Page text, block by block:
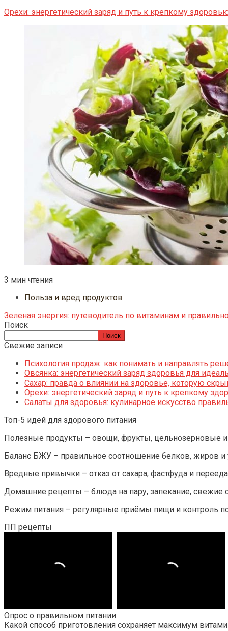
Орехи: энергетический заряд и путь к крепкому
3 мин чтения
Польза и вред продуктов
Зеленая энергия: путеводитель по витаминам и
Поиск
Поиск
Свежие записи
Психология продаж: как понимать и направлять
Овсянка: энергетический заряд здоровья для
Сахар: правда о влиянии на здоровье, которую
Орехи: энергетический заряд и путь к крепкому
Салаты для здоровья: кулинарное искусство
Топ-5 идей для здорового питания
Полезные продукты – овощи, фрукты, цельнозерновые и
Баланс БЖУ – правильное соотношение белков, жиров и
Вредные привычки – отказ от сахара, фастфуда и
Домашние рецепты – блюда на пару, запекание, свежие
Режим питания – регулярные приёмы пищи и контроль
ПП рецепты
Опрос о правильном питании
Какой способ приготовления сохраняет максимум